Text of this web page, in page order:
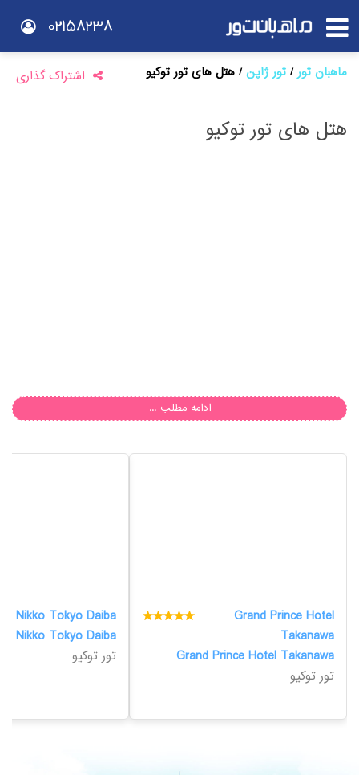
02158238
ماهبان تور تور ژاپن هتل های تور توکیو
هتل های تور توکیو
اشتراک گذاری
ادامه مطلب ...
Grand Prince Hotel
Takanawa
Grand Prince Hotel Takanawa
تور توکیو
Nikko Tokyo Daiba
Nikko Tokyo Daiba
تور توکیو